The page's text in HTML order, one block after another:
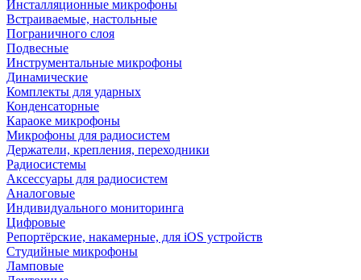
Инсталляционные микрофоны
Встраиваемые, настольные
Пограничного слоя
Подвесные
Инструментальные микрофоны
Динамические
Комплекты для ударных
Конденсаторные
Караоке микрофоны
Микрофоны для радиосистем
Держатели, крепления, переходники
Радиосистемы
Аксессуары для радиосистем
Аналоговые
Индивидуального мониторинга
Цифровые
Репортёрские, накамерные, для iOS устройств
Студийные микрофоны
Ламповые